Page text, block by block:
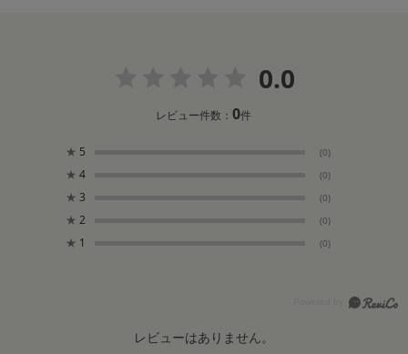
0.0
レビュー件数：0件
★ 5 (0)
★ 4 (0)
★ 3 (0)
★ 2 (0)
★ 1 (0)
レビューはありません。